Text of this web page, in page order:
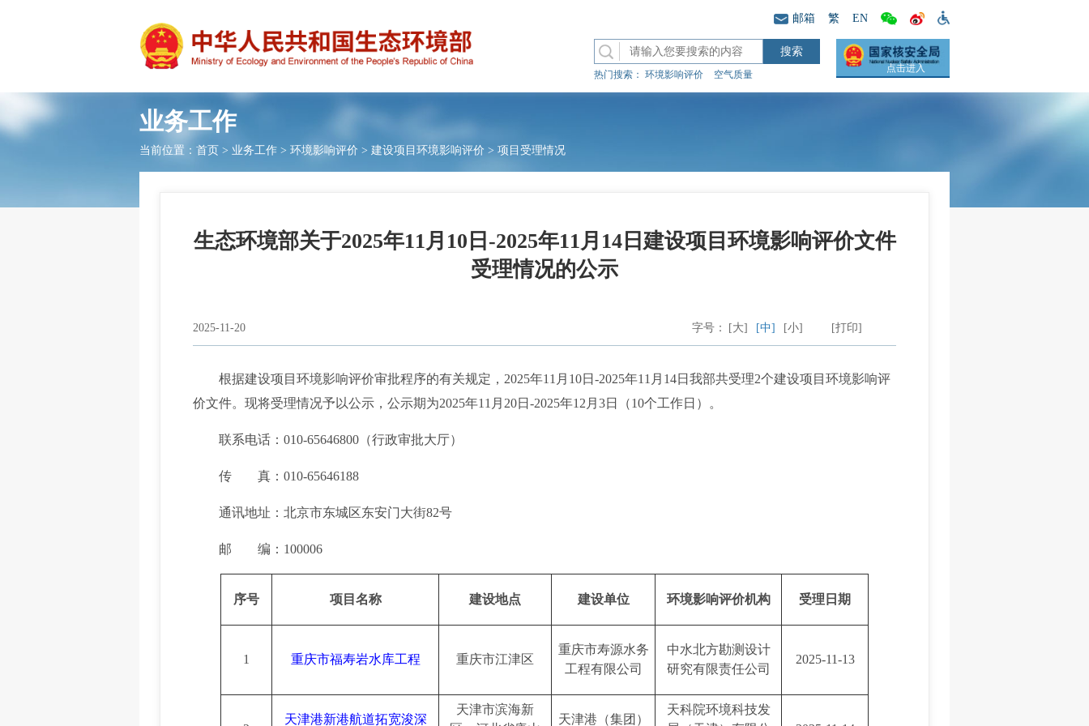
邮箱 繁 EN
热门搜索： 环境影响评价 空气质量
点击进入
业务工作
当前位置： 首页 > 业务工作 > 环境影响评价 > 建设项目环境影响评价 > 项目受理情况
生态环境部关于2025年11月10日-2025年11月14日建设项目环境影响评价文件
受理情况的公示
2025-11-20 [打印]
字号： [大] [中] [小]
根据建设项目环境影响评价审批程序的有关规定，2025年11月10日-2025年11月14日我部共受理2个建设项目环境影响评
价文件。现将受理情况予以公示，公示期为2025年11月20日-2025年12月3日（10个工作日）。
联系电话：010-65646800（行政审批大厅）
传 真：010-65646188
通讯地址：北京市东城区东安门大街82号
邮 编：100006
序号 项目名称 建设地点 建设单位 环境影响评价机构 受理日期
1 重庆市福寿岩水库工程 重庆市江津区
重庆市寿源水务
工程有限公司
中水北方勘测设计
研究有限责任公司
2025-11-13
天津港新港航道拓宽浚深
天津市滨海新
天津港（集团）
天科院环境科技发